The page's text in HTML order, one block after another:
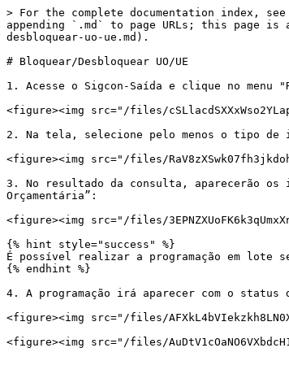
> For the complete documentation index,
appending `.md` to page URLs; this page is
desbloquear-uo-ue.md).
# Bloquear/Desbloquear UO/UE
1. Acesse o Sigcon-Saída e clique no menu
<figure><img src="/files/
2. Na tela, selecione pelo menos o tipo de
<figure><img src="/files/
3. No resultado da consulta, aparecerão os
Orçamentária”:
<figure><img src="/files/
{% hint style="success" %}
É possível realizar a programação em lote
{% endhint %}
4. A programação irá aparecer com o status
<figure><img src="/files/